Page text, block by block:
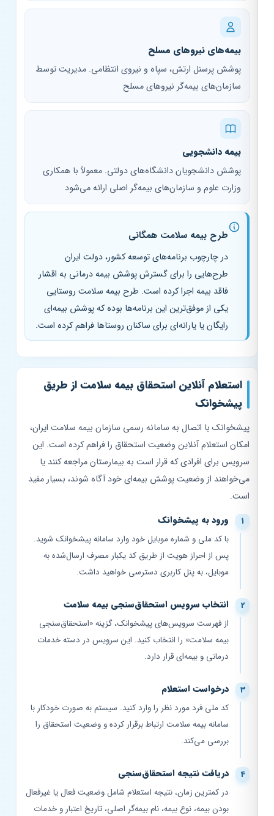
بیمه‌های نیروهای مسلح
پوشش پرسنل ارتش، سپاه و نیروی انتظامی. مدیریت توسط
سازمان‌های بیمه‌گر نیروهای مسلح
بیمه دانشجویی
پوشش دانشجویان دانشگاه‌های دولتی. معمولاً با همکاری
وزارت علوم و سازمان‌های بیمه‌گر اصلی ارائه می‌شود
طرح بیمه سلامت همگانی
در چارچوب برنامه‌های توسعه کشور، دولت ایران
طرح‌هایی را برای گسترش پوشش بیمه درمانی به اقشار
فاقد بیمه اجرا کرده است. طرح بیمه سلامت روستایی
یکی از موفق‌ترین این برنامه‌ها بوده که پوشش بیمه‌ای
رایگان یا یارانه‌ای برای ساکنان روستاها فراهم کرده است.
استعلام آنلاین استحقاق بیمه سلامت از طریق
پیشخوانک
پیشخوانک با اتصال به سامانه رسمی سازمان بیمه سلامت ایران،
امکان استعلام آنلاین وضعیت استحقاق را فراهم کرده است. این
سرویس برای افرادی که قرار است به بیمارستان مراجعه کنند یا
می‌خواهند از وضعیت پوشش بیمه‌ای خود آگاه شوند، بسیار مفید
است.
ورود به پیشخوانک
با کد ملی و شماره موبایل خود وارد سامانه پیشخوانک شوید.
پس از احراز هویت از طریق کد یکبار مصرف ارسال‌شده به
موبایل، به پنل کاربری دسترسی خواهید داشت.
انتخاب سرویس استحقاق‌سنجی بیمه سلامت
از فهرست سرویس‌های پیشخوانک، گزینه «استحقاق‌سنجی
بیمه سلامت» را انتخاب کنید. این سرویس در دسته خدمات
درمانی و بیمه‌ای قرار دارد.
درخواست استعلام
کد ملی فرد مورد نظر را وارد کنید. سیستم به صورت خودکار با
سامانه بیمه سلامت ارتباط برقرار کرده و وضعیت استحقاق را
بررسی می‌کند.
دریافت نتیجه استحقاق‌سنجی
در کمترین زمان، نتیجه استعلام شامل وضعیت فعال یا غیرفعال
بودن بیمه، نوع بیمه، نام بیمه‌گر اصلی، تاریخ اعتبار و خدمات